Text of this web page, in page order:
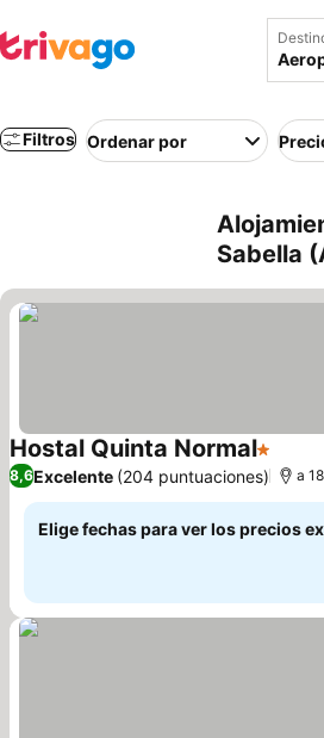
Filtros Ordenar por
Sabella
Hostal Quinta Normal1
8,6Excelente (204 puntuaciones) a
Elige fechas para ver los precios